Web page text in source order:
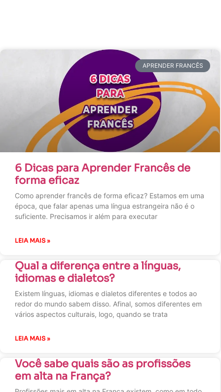
APRENDER FRANCÊS
6 Dicas para Aprender Francês de
forma eficaz
Como aprender francês de forma eficaz? Estamos em uma
época, que falar apenas uma língua estrangeira não é o
suficiente. Precisamos ir além para executar
LEIA MAIS »
Qual a diferença entre a línguas,
idiomas e dialetos?
Existem línguas, idiomas e dialetos diferentes e todos ao
redor do mundo sabem disso. Afinal, somos diferentes em
vários aspectos culturais, logo, quando se trata
LEIA MAIS »
Você sabe quais são as profissões
em alta na França?